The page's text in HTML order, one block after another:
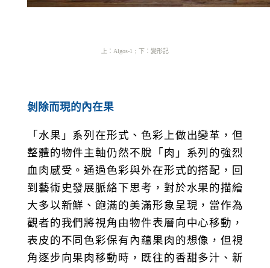
上 ： Algos-1； 下： 變形記
剝除而現的內在果
「水果」系列在形式、色彩上做出變革，但
整體的物件主軸仍然不脫「肉」系列的強烈
血肉感受。通過色彩與外在形式的搭配，回
到藝術史發展脈絡下思考，對於水果的描繪
大多以新鮮、飽滿的美滿形象呈現，當作為
觀者的我們將視角由物件表層向中心移動，
表皮的不同色彩保有內蘊果肉的想像，但視
角逐步向果肉移動時，既往的香甜多汁、新